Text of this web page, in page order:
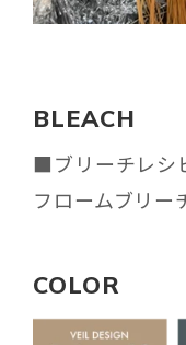
BLEACH
■ブリーチレシ
フロームブリ
COLOR